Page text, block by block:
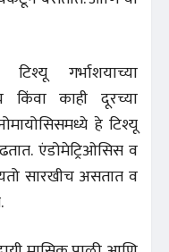
टिश्यू गर्भाशयाच्या
किंवा काही दूरच्या
हे टिश्यू
एंडोमेट्रिओसिस व
सारखीच असतात व